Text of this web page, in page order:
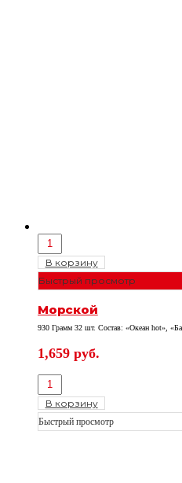
В корзину
Быстрый просмотр
Морской
930 Грамм 32 шт. Состав: «Океан hot»,
1,659 руб.
В корзину
Быстрый просмотр